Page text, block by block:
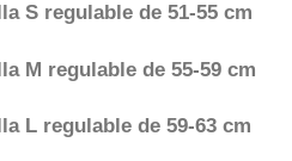
S regulable de 51-55 cm
M regulable de 55-59 cm
L regulable de 59-63 cm